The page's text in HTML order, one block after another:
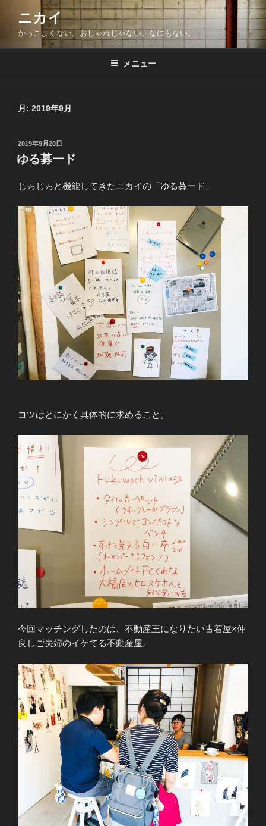
ン
ニカイ
かっこよくない。おしゃれじゃない。なにもない。
メニュー
月: 2019年9月
投
稿
日:
2019年9月28日
ゆる募ード
じゎじゎと機能してきたニカイの「ゆる募ード」
コツはとにかく具体的に求めること。
今回マッチングしたのは、不動産王になりたい古着屋×仲
良しご夫婦のイケてる不動産屋。